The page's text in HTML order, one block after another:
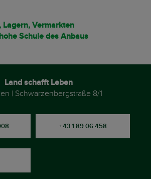
Lagern, Vermarkten
Schule des Anbaus
Land schafft Leben
| Schwarzenbergstraße 8/1
+43 1 89 06 458